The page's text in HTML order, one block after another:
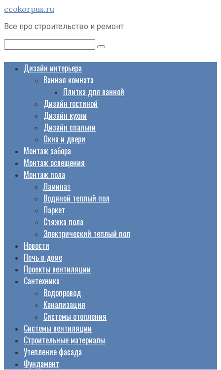
Перейти
контенту
ecokorpus.ru
Все про строительство и ремонт
Дизайн интерьера
Ванная комната
Плитка для ванной
Дизайн гостиной
Дизайн кухни
Дизайн спальни
Окна и двери
Монтаж забора
Монтаж освещения
Монтаж пола
Ламинат
Водяной теплый пол
Паркет
Стяжка пола
Электрический теплый пол
Новости
Печь в доме
Проекты вентиляции
Сантехника
Водопровод
Канализация
Системы отопления
Системы вентиляции
Строительные материалы
Утепление фасада
Фундамент